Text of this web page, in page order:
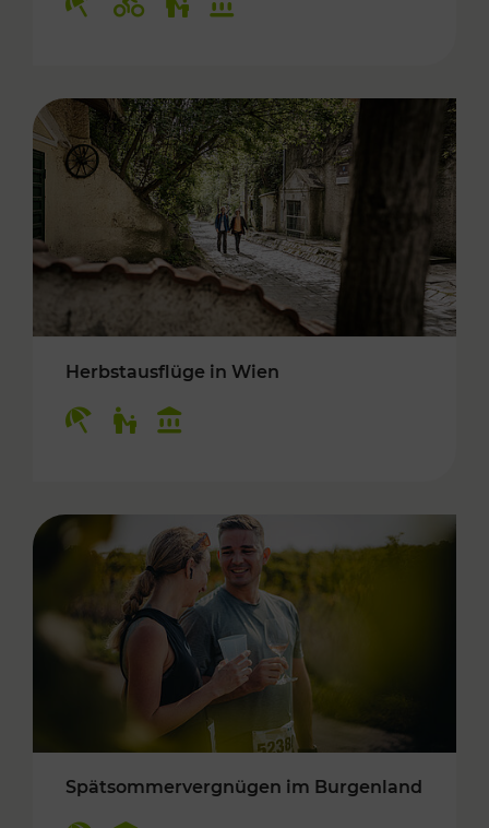
Herbstausflüge in Wien
Spätsommervergnügen im Burgenland